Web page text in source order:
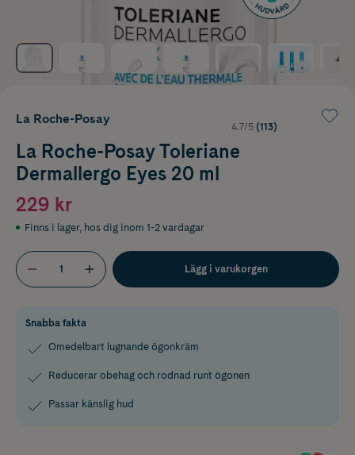
La Roche-Posay
4.7/5 (113)
La Roche-Posay Toleriane
Dermallergo Eyes 20 ml
229 kr
Finns i lager, hos dig inom 1-2 vardagar
Lägg i varukorgen
Snabba fakta
Omedelbart lugnande ögonkräm
Reducerar obehag och rodnad runt ögonen
Passar känslig hud